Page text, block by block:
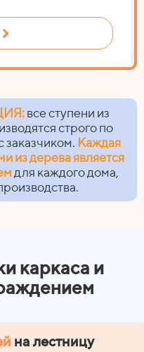
все ступени из
строго по
заказчиком. Каждая
из дерева является
для каждого дома,
каркаса и
на лестницу